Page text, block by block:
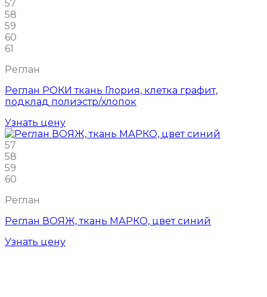
57
58
59
60
61
Реглан
Реглан РОКИ ткань Глория, клетка графит,
подклад полиэстр/хлопок
Узнать цену
57
58
59
60
Реглан
Реглан ВОЯЖ, ткань МАРКО, цвет синий
Узнать цену